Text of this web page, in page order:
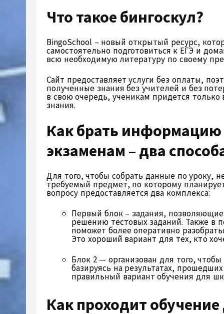
Что такое бингоскул?
BingoSchool – новый открытый ресурс,
самостоятельно подготовиться к ЕГЭ и
всю необходимую литературу по своему
Сайт предоставляет услуги без оплаты,
полученные знания без учителей и без
в свою очередь, ученикам придется
знания.
Как брать информацию
экзаменам – два
Для того, чтобы собрать данные по уроку,
требуемый предмет, по которому
вопросу предоставляется два комплекса:
Первый блок – задания,
решению тестовых заданий. Также в
поможет более оперативно
Это хороший вариант для тех, кто
Блок 2 — организован для того,
базируясь на результатах,
правильный вариант обучения для
Как проходит